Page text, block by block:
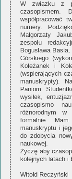
W związku z
czasopismem.
współpracować
numery.
Małgorzaty
zespołu
Bogusława
Górskiego
Koleżanek i
(wspierających
manuskrypty).
Paniom
wysiłek,
czasopismo
różnorodnym w
formalnie.
manuskryptu i
do zdobycia
naukowej.
Życzę aby
kolejnych latach i
Witold Reczyński